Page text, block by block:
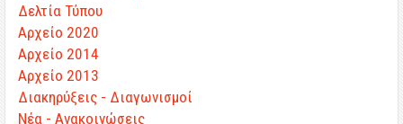
Δελτία Τύπου
Αρχείο 2020
Αρχείο 2014
Αρχείο 2013
Διακηρύξεις - Διαγωνισμοί
Νέα - Ανακοινώσεις